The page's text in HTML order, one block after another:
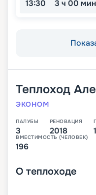
13:30 3 ч 00 мин
Теплоход
ЭКОНОМ
ПАЛУБЫ
3
РЕНОВАЦИЯ
2018
ВМЕСТИМОСТЬ (ЧЕЛОВЕК)
196
О теплоходе